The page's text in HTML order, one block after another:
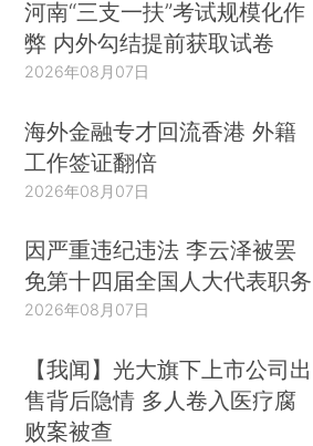
河南“三支一扶”考试规模化作
弊 内外勾结提前获取试卷
2026年08月07日
海外金融专才回流香港 外籍
工作签证翻倍
2026年08月07日
因严重违纪违法 李云泽被罢
免第十四届全国人大代表职务
2026年08月07日
【我闻】光大旗下上市公司出
售背后隐情 多人卷入医疗腐
败案被查